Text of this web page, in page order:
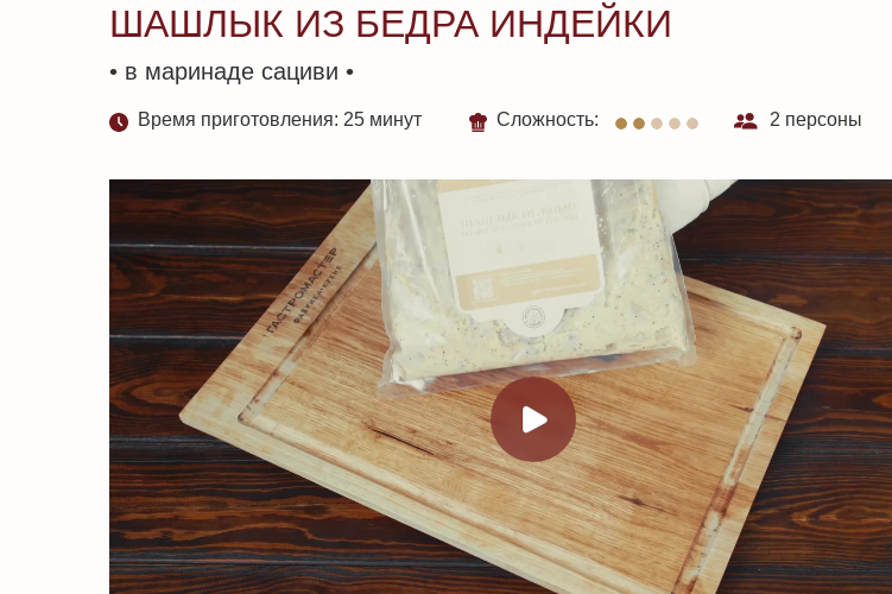
ШАШЛЫК ИЗ БЕДРА ИНДЕЙКИ
• в маринаде сациви •
Время приготовления: 25 минут Сложность: 2 персоны